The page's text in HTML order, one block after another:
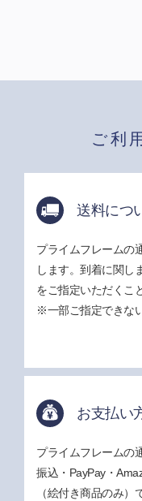
ご利
送料につ
プライムフレームの
します。到着に関し
をご指定いただくこ
※一部ご指定できな
お支払い
プライムフレームの
振込・PayPay・
（絵付き商品のみ）